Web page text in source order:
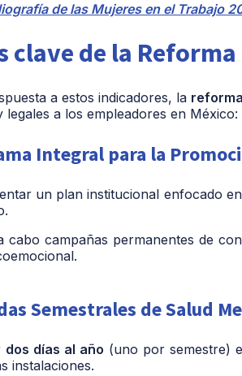
de las Mujeres en el Trabajo
clave de la
a estos indicadores, la
legales a los empleadores en México:
Integral para la
un plan institucional enfocado
cabo campañas permanentes de
Semestrales de Salud
dos días al año (uno por semestre)
instalaciones.